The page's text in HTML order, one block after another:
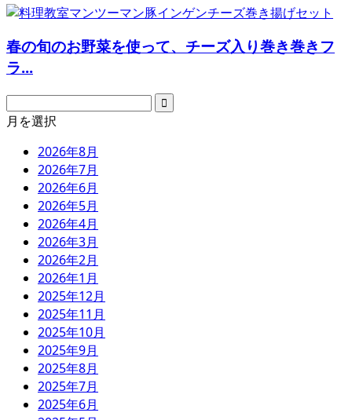
春の旬のお野菜を使って、チーズ入り巻き巻きフ
ラ...
月を選択
2026年8月
2026年7月
2026年6月
2026年5月
2026年4月
2026年3月
2026年2月
2026年1月
2025年12月
2025年11月
2025年10月
2025年9月
2025年8月
2025年7月
2025年6月